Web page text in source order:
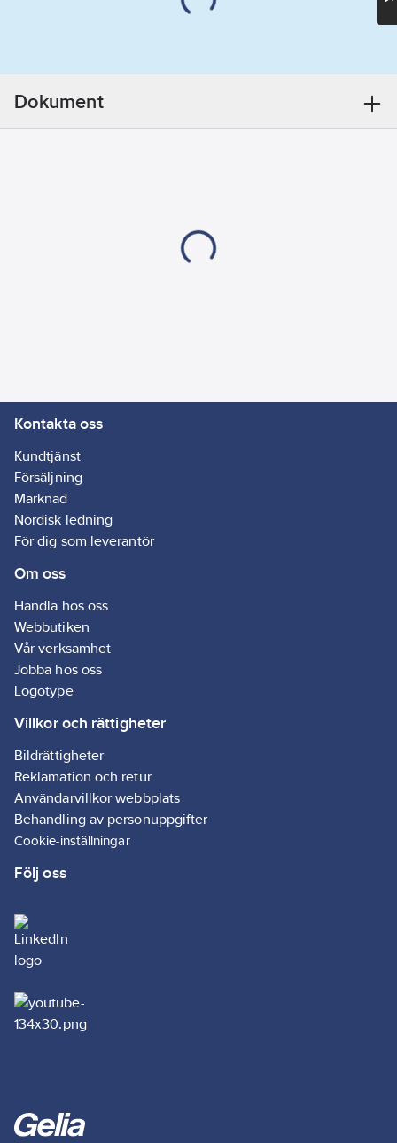
omedelbart. Med sin
profil som liknar
bokstaven E i tvärsnitt,
tätar den
utan att lämna några
rester.
Artikelnr: 5001001927
Lev.
artikelnr:
Ean
4042448104533
Materialklass
Ja
Dokument
Kontakta oss
Kundtjänst
Försäljning
Marknad
Nordisk ledning
För dig som leverantör
Om oss
Handla hos oss
Webbutiken
Vår verksamhet
Jobba hos oss
Logotype
Villkor och rättigheter
Bildrättigheter
Reklamation och retur
Användarvillkor webbplats
Behandling av personuppgifter
Cookie-inställningar
Följ oss